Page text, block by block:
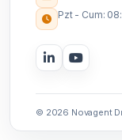
Pzt - Cum:
© 2026 Novagent